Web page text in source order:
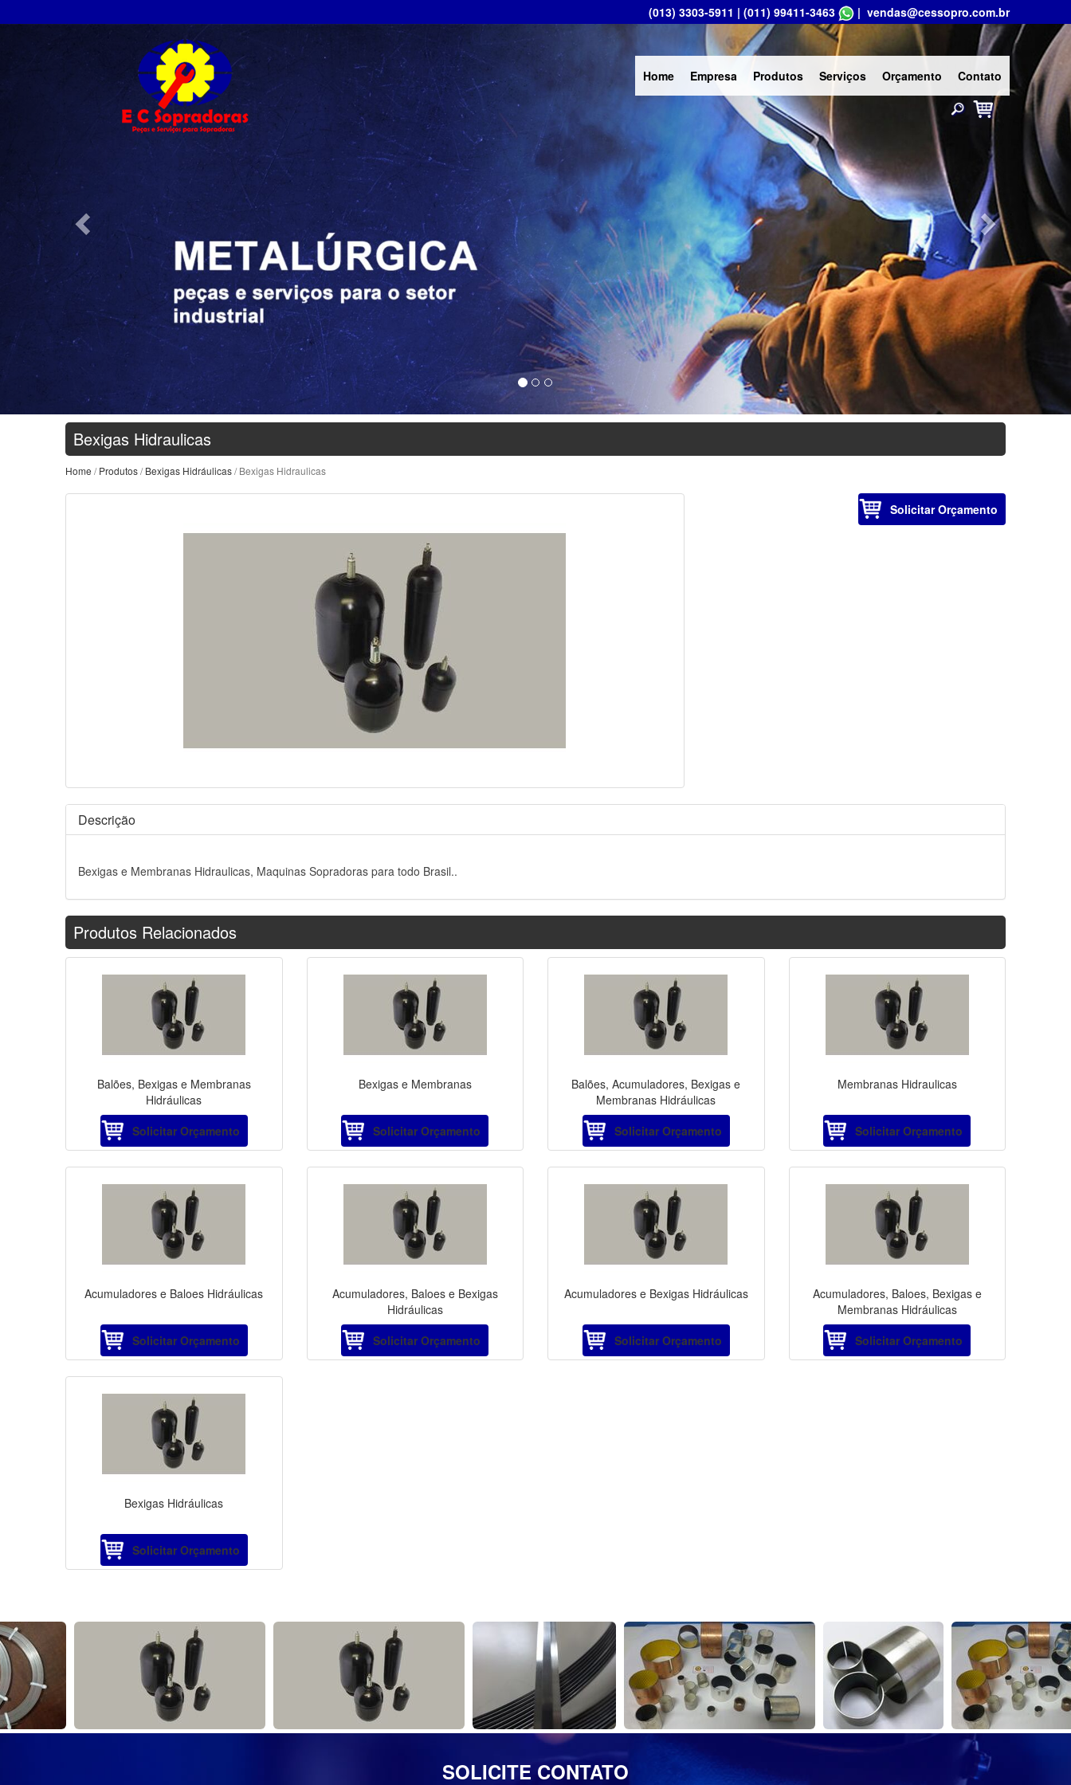
(013) 3303-5911 | (011) 99411-3463 | vendas@cessopro.com.br
Home Empresa Produtos Serviços Orçamento Contato
Next
Bexigas Hidraulicas
Home /Produtos/Bexigas Hidráulicas/ Bexigas Hidraulicas
Solicitar Orçamento
Descrição
Bexigas e Membranas Hidraulicas, Maquinas Sopradoras para todo Brasil..
Produtos Relacionados
Balões, Bexigas e Membranas
Hidráulicas
Solicitar Orçamento
Bexigas e Membranas
Solicitar Orçamento
Balões, Acumuladores, Bexigas e
Membranas Hidráulicas
Solicitar Orçamento
Membranas Hidraulicas
Solicitar Orçamento
Acumuladores e Baloes Hidráulicas
Solicitar Orçamento
Acumuladores, Baloes e Bexigas
Hidráulicas
Solicitar Orçamento
Acumuladores e Bexigas Hidráulicas
Solicitar Orçamento
Acumuladores, Baloes, Bexigas e
Membranas Hidráulicas
Solicitar Orçamento
Bexigas Hidráulicas
Solicitar Orçamento
SOLICITE CONTATO